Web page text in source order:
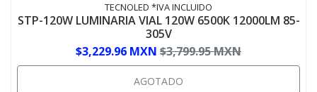
TECNOLED *IVA INCLUIDO
STP-120W LUMINARIA VIAL 120W 6500K 12000LM 85-
305V
$3,229.96 MXN $3,799.95 MXN
AGOTADO